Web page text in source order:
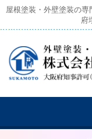
屋根塗装・外壁塗装の
府